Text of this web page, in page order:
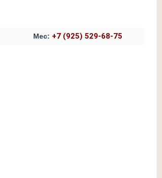
Мес: +7 (925) 529-68-75